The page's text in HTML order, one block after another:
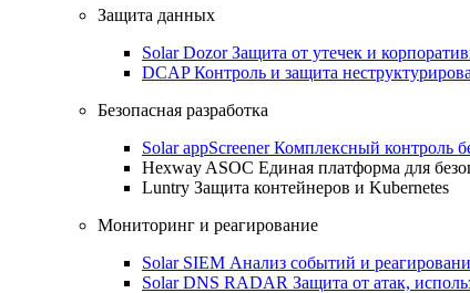
Защита данных
Solar DozorЗащита от утечек и
DCAPКонтроль и защита
Безопасная разработка
Solar appScreenerКомплексный контроль
Hexway ASOC Единая платформа для
Luntry Защита контейнеров и Kubernetes
Мониторинг и реагирование
Solar SIEM Анализ событий и
Solar DNS RADAR Защита от атак,